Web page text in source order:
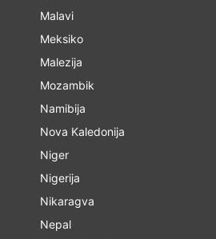
Malavi
Meksiko
Malezija
Mozambik
Namibija
Nova Kaledonija
Niger
Nigerija
Nikaragva
Nepal